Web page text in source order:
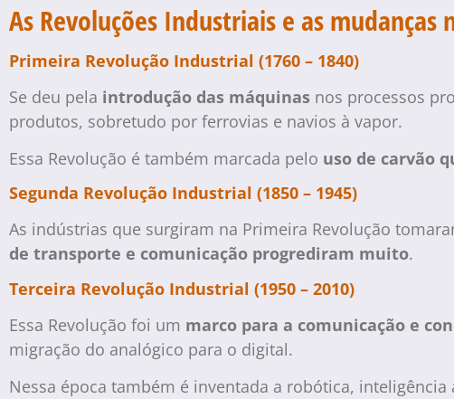
As Revoluções Industriais e as mudanças
Primeira Revolução Industrial (1760 – 1840)
Se deu pela introdução das máquinas nos processos
produtos, sobretudo por ferrovias e navios à vapor.
Essa Revolução é também marcada pelo uso de carvão
Segunda Revolução Industrial (1850 – 1945)
As indústrias que surgiram na Primeira Revolução
de transporte e comunicação progrediram muito.
Terceira Revolução Industrial (1950 – 2010)
Essa Revolução foi um marco para a comunicação e
migração do analógico para o digital.
Nessa época também é inventada a robótica,